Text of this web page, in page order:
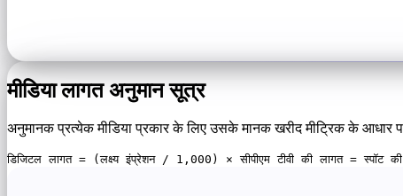
मीडिया लागत अनुमान सूत्र
अनुमानक प्रत्येक मीडिया प्रकार के लिए उसके मानक खरीद मीट्रिक के आधार
डिजिटल लागत = (लक्ष्य इंप्रेशन / 1,000) × सीपीएम टीवी की लागत = स्पॉट